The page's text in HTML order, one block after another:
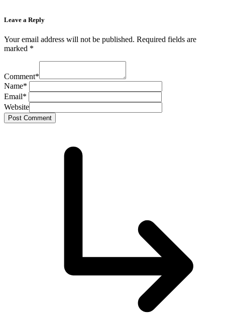
Leave a Reply
Your email address will not be published. Required fields are
marked *
Comment*
Name*
Email*
Website